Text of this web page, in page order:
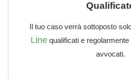
Il tuo caso verrà sottoposto
Line qualificati e
avvocati.